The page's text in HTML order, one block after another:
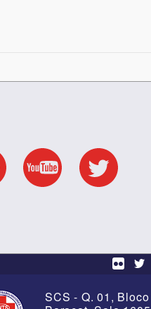
SCS - Q. 01,